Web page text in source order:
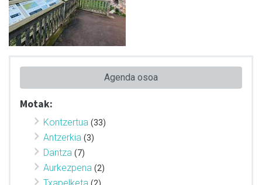
Agenda osoa
Motak:
Kontzertua (33)
Antzerkia (3)
Dantza (7)
Aurkezpena (2)
Txapelketa (2)